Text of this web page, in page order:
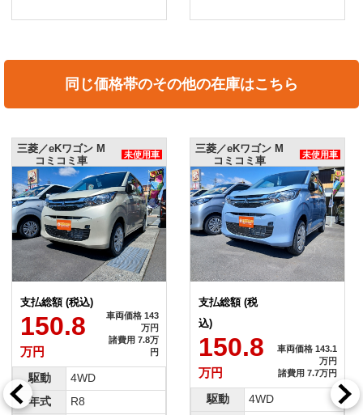
同じ価格帯のその他の在庫はこちら
三菱／eKワゴン M
コミコミ車
未使用車
支払総額 (税込)
150.8
万円
車両価格 143
万円
諸費用 7.8万
円
駆動
4WD
年式
R8
三菱／eKワゴン M
コミコミ車
未使用車
支払総額 (税
込)
150.8
万円
車両価格 143.1
万円
諸費用 7.7万円
駆動
4WD